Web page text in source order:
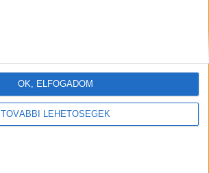
TOVÁBBI LEHETŐSÉGEK
OK, ELFOGADOM